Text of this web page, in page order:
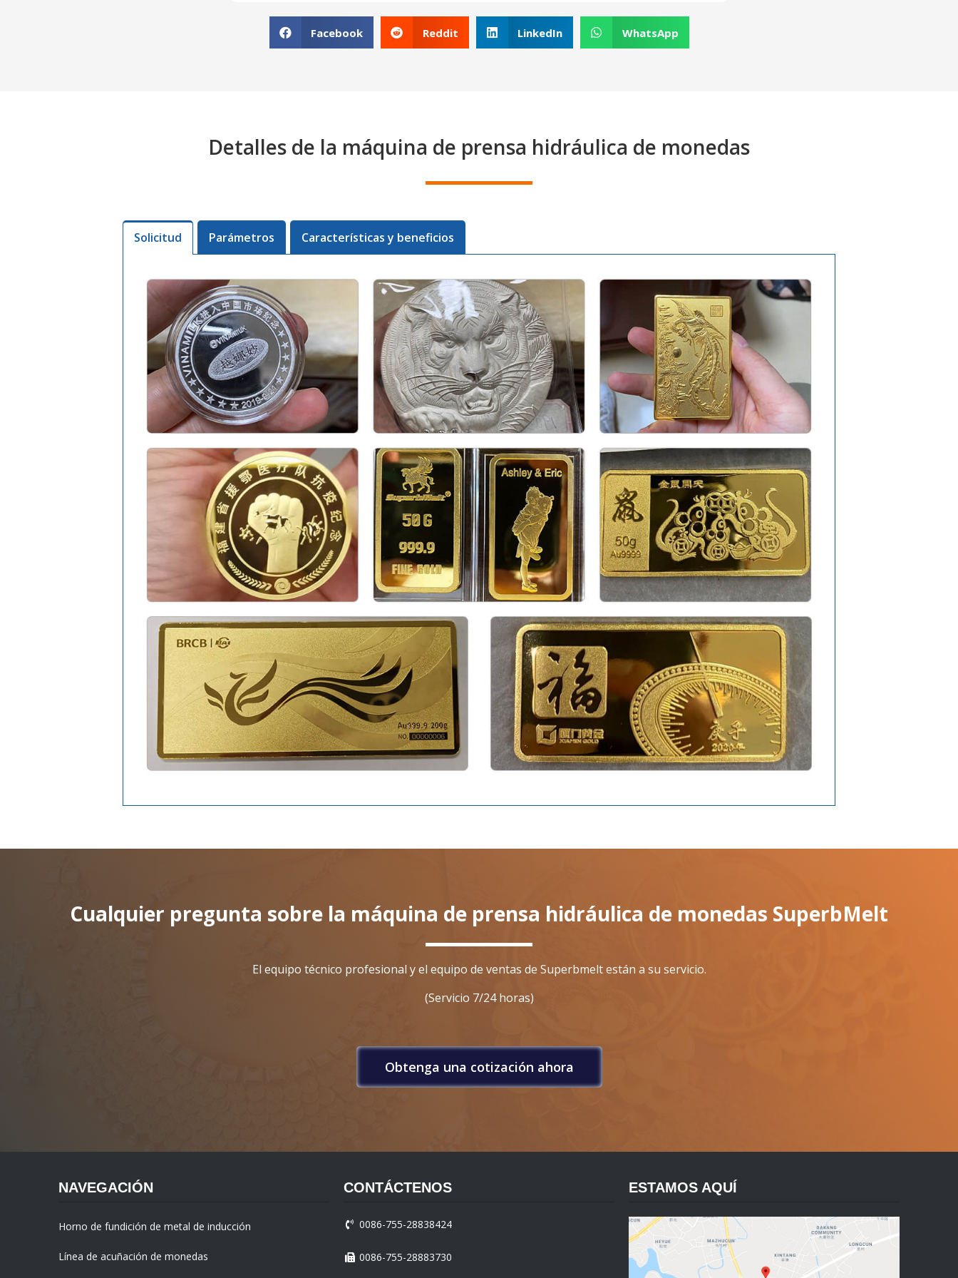
Facebook Reddit LinkedIn WhatsApp
Detalles de la máquina de prensa hidráulica de monedas
Solicitud Parámetros Características y beneficios
Cualquier pregunta sobre la máquina de prensa hidráulica de monedas SuperbMelt
El equipo técnico profesional y el equipo de ventas de Superbmelt están a su servicio.
(Servicio 7/24 horas)
Obtenga una cotización ahora
NAVEGACIÓN
Horno de fundición de metal de inducción
Línea de acuñación de monedas
CONTÁCTENOS
0086-755-28838424
0086-755-28883730
ESTAMOS AQUÍ